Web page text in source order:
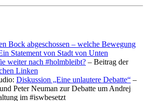
Bock abgeschossen – welche Bewegung
Statement von Stadt von Unten
weiter nach #holmbleibt? – Beitrag der
Linken
Diskussion „Eine unlautere Debatte“ –
Peter Neuman zur Debatte um Andrej
im #iswbesetzt